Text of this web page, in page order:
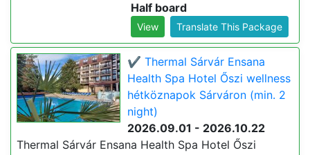
Half board
View Translate This Package
✔️ Thermal Sárvár Ensana
Health Spa Hotel Őszi wellness
hétköznapok Sárváron (min. 2
night)
2026.09.01 - 2026.10.22
Thermal Sárvár Ensana Health Spa Hotel Őszi